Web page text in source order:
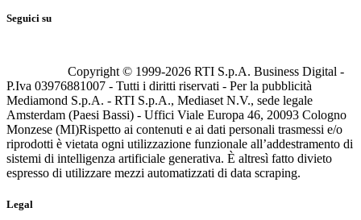
Seguici su
Copyright © 1999-2026 RTI S.p.A. Business Digital -
P.Iva 03976881007 - Tutti i diritti riservati - Per la pubblicità
Mediamond S.p.A. - RTI S.p.A., Mediaset N.V., sede legale
Amsterdam (Paesi Bassi) - Uffici Viale Europa 46, 20093 Cologno
Monzese (MI)Rispetto ai contenuti e ai dati personali trasmessi e/o
riprodotti è vietata ogni utilizzazione funzionale all’addestramento di
sistemi di intelligenza artificiale generativa. È altresì fatto divieto
espresso di utilizzare mezzi automatizzati di data scraping.
Legal